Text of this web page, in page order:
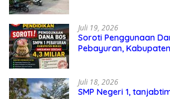
Juli 19, 2026
Soroti Penggunaan
Pebayuran,
Juli 18, 2026
SMP Negeri 1,